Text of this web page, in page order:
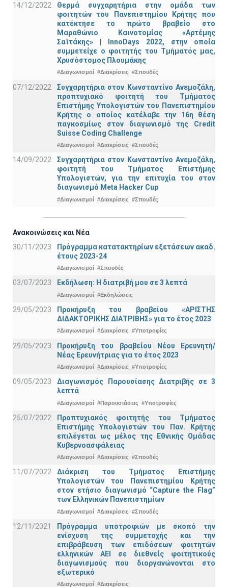
14/12/2022
Θερμά συγχαρητήρια στην ομάδα των
φοιτητών του Πανεπιστημίου Κρήτης που
κατέκτησε το πρώτο βραβείο στο
Μαραθώνιο Καινοτομίας «Αρτέμης
Σαϊτάκης» | InnoDays 2022, στην οποία
συμμετείχε ο φοιτητής του Τμήματός μας,
Χρυσόστομος Πλουμάκης
#Διαγωνισμοί #Διακρίσεις #Σπουδές
07/12/2022
Συγχαρητήρια στον Κωνσταντίνο Ανεμοζάλη,
προπτυχιακό φοιτητή του Τμήματος
Επιστήμης Υπολογιστών του Πανεπιστημίου
Κρήτης ο οποίος κατέλαβε την 16η θέση
παγκοσμίως στον διαγωνισμό της Credit
Suisse Coding Challenge
#Διαγωνισμοί #Διακρίσεις #Σπουδές
14/09/2022
Συγχαρητήρια στον Κωνσταντίνο Ανεμοζάλη,
φοιτητή του Τμήματος Επιστήμης
Υπολογιστών, για την επιτυχία του στον
διαγωνισμό Meta Hacker Cup
#Διαγωνισμοί #Διακρίσεις #Σπουδές
Ανακοινώσεις και Νέα
30/11/2023
Πρόγραμμα κατατακτηρίων εξετάσεων ακαδ.
έτους 2023-24
#Διαγωνισμοί #Σπουδές
03/07/2023 Εκδήλωση: Η διατριβή μου σε 3 λεπτά
#Διαγωνισμοί #Εκδηλώσεις
29/05/2023
Προκήρυξη του βραβείου «ΑΡΙΣΤΗΣ
ΔΙΔΑΚΤΟΡΙΚΗΣ ΔΙΑΤΡΙΒΗΣ» για το έτος 2023
#Διαγωνισμοί #Διακρίσεις #Υποτροφίες
29/05/2023
Προκήρυξη του βραβείου Νέου Ερευνητή/
Νέας Ερευνήτριας για το έτος 2023
#Διαγωνισμοί #Διακρίσεις #Υποτροφίες
09/05/2023
Διαγωνισμός Παρουσίασης Διατριβής σε 3
λεπτά
#Διαγωνισμοί #Παρουσιάσεις #Υποτροφίες
25/07/2022
Προπτυχιακός φοιτητής του Τμήματος
Επιστήμης Υπολογιστών του Παν. Κρήτης
επιλέγεται ως μέλος της Εθνικής Ομάδας
Κυβερνοασφάλειας
#Διαγωνισμοί #Διακρίσεις #Σπουδές
11/07/2022
Διάκριση του Τμήματος Επιστήμης
Υπολογιστών του Πανεπιστημίου Κρήτης
στον ετήσιο διαγωνισμό “Capture the Flag”
των Ελληνικών Πανεπιστημίων
#Διαγωνισμοί #Διακρίσεις #Σπουδές
12/11/2021
Πρόγραμμα υποτροφιών με σκοπό την
ενίσχυση της συμμετοχής και την
επιβράβευση των επιδόσεων φοιτητών
ελληνικών ΑΕΙ σε διεθνείς φοιτητικούς
διαγωνισμούς που διοργανώνονται στο
εξωτερικό
#Διαγωνισμοί #Διακρίσεις